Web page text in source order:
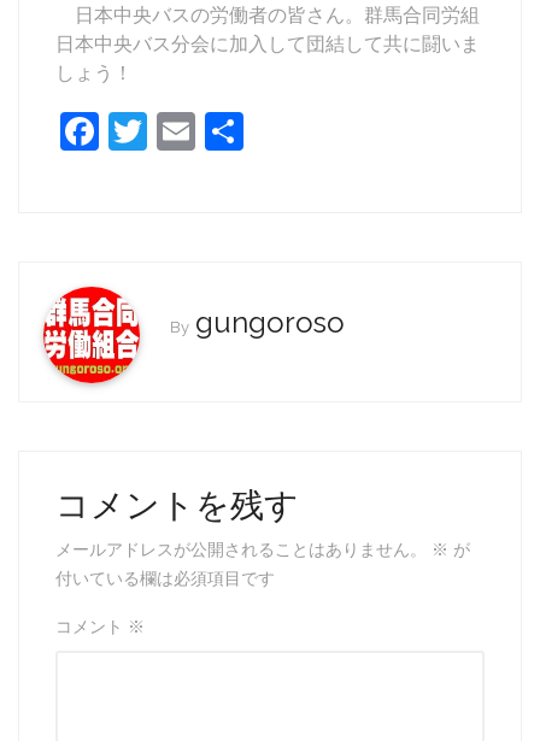
日本中央バスの労働者の皆さん。群馬合同労組
日本中央バス分会に加入して団結して共に闘いま
しょう！
F
a
b
o
o
k
T
w
E
m
By gungoroso
コメントを残す
メールアドレスが公開されることはありません。 ※ が
付いている欄は必須項目です
コメント ※